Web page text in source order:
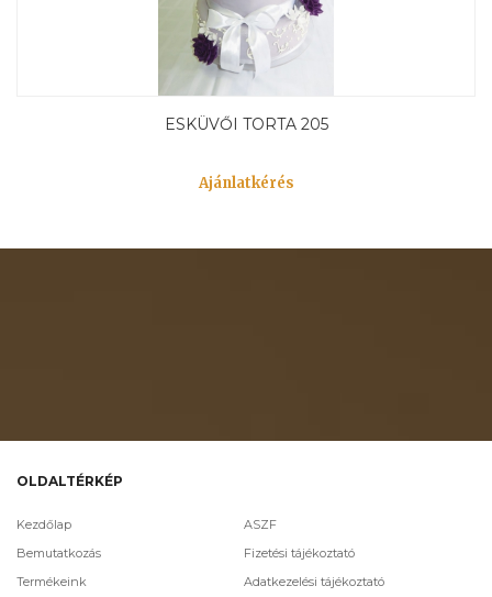
ESKÜVŐI TORTA 205
Ajánlatkérés
OLDALTÉRKÉP
Kezdőlap
Bemutatkozás
Termékeink
ASZF
Fizetési tájékoztató
Adatkezelési tájékoztató